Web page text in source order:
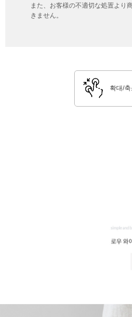
また、お客様の不適切な処置より
きません。
확대/